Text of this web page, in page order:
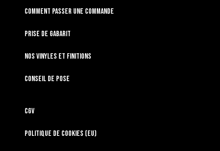
Comment passer une commande
Prise de gabarit
Nos vinyles et finitions
Conseil de pose
CGV
Politique de cookies (EU)